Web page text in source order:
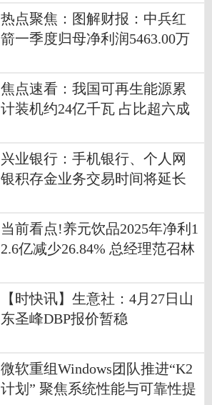
热点聚焦：图解财报：中兵红
箭一季度归母净利润5463.00万
焦点速看：我国可再生能源累
计装机约24亿千瓦 占比超六成
兴业银行：手机银行、个人网
银积存金业务交易时间将延长
当前看点!养元饮品2025年净利1
2.6亿减少26.84% 总经理范召林
【时快讯】生意社：4月27日山
东圣峰DBP报价暂稳
微软重组Windows团队推进“K2
计划” 聚焦系统性能与可靠性提